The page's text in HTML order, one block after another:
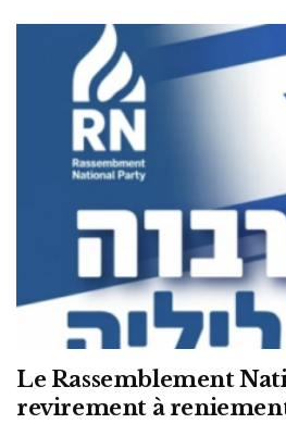
Le Rassemblement
revirement à